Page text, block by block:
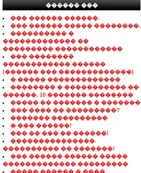
������ ���
���������������
��� ������ ������.
��� ������ ����� ��������.
���������� �
������������� ��
��������� ������������
��� ��������
������������ ������
(������ ��� �������������)
� ����� �������������
�������� � ����������� ��
������. 10 ������� ��������
����� �� ������� � �������
��� ���� �� ���������?
������� ����������
� ��� ������!
��� �� ��� �� ������!
���������������.
���������� �� �������!
��� ������ ������ �����
������������� ���������
����� ������ � ����